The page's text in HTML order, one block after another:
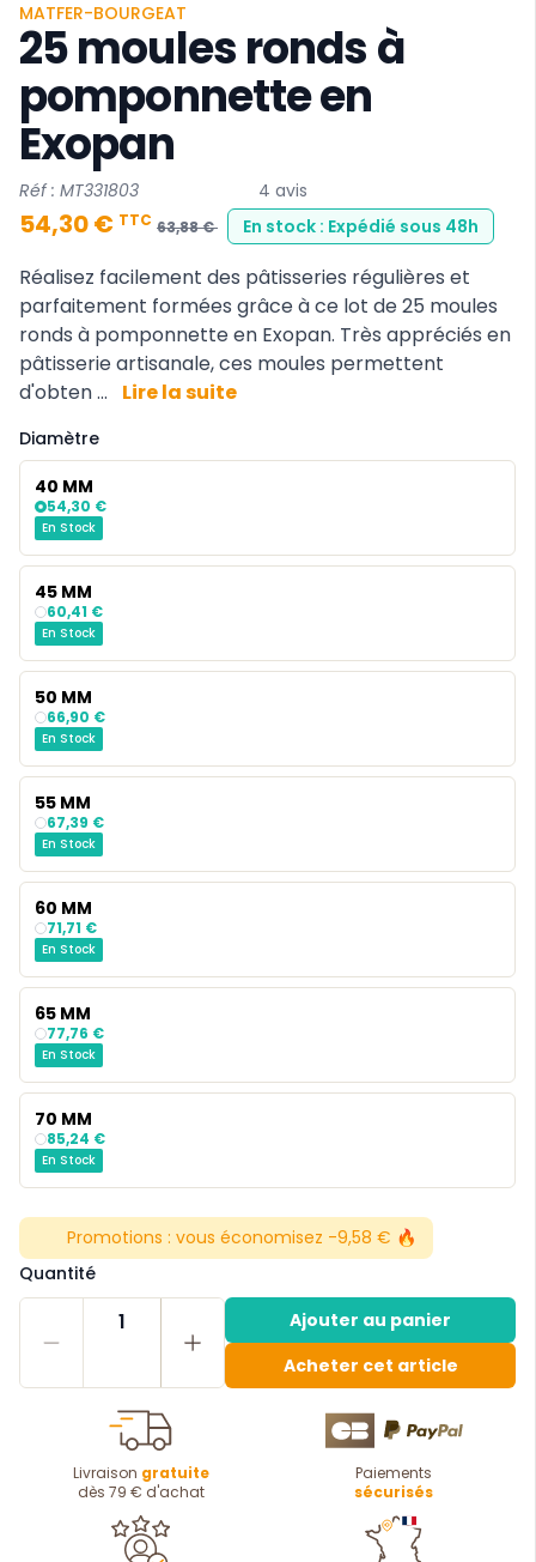
MATFER-BOURGEAT
25 moules ronds à
pomponnette en
Exopan
Réf : MT331803 4 avis
54,30 € TTC 63,88 € En stock : Expédié sous 48h
Réalisez facilement des pâtisseries régulières et
parfaitement formées grâce à ce lot de 25 moules
ronds à pomponnette en Exopan. Très appréciés en
pâtisserie artisanale, ces moules permettent
d'obten ...
Lire la suite
Diamètre
40 MM
54,30 €
En Stock
45 MM
60,41 €
En Stock
50 MM
66,90 €
En Stock
55 MM
67,39 €
En Stock
60 MM
71,71 €
En Stock
65 MM
77,76 €
En Stock
70 MM
85,24 €
En Stock
Promotions : vous économisez -9,58 € 🔥
Quantité
1
Ajouter au panier
Acheter cet article
Livraison gratuite
dès 79 € d'achat
Paiements
sécurisés